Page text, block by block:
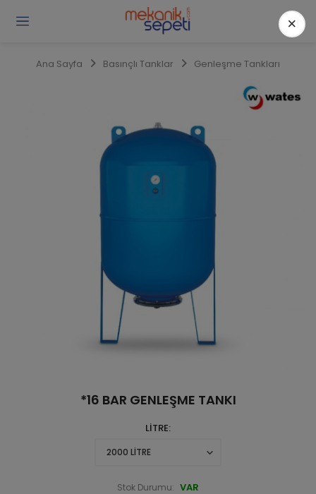
Ana Sayfa Basınçlı Tanklar Genleşme Tankları
*16 BAR GENLEŞME TANKI
LİTRE
Stok Durumu: VAR
×